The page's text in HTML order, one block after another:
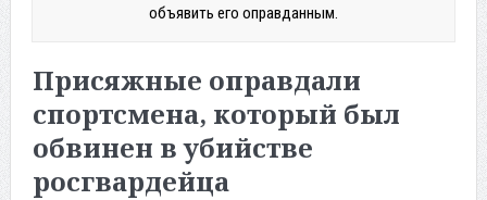
объявить его оправданным.
Присяжные оправдали
спортсмена, который был
обвинен в убийстве
росгвардейца